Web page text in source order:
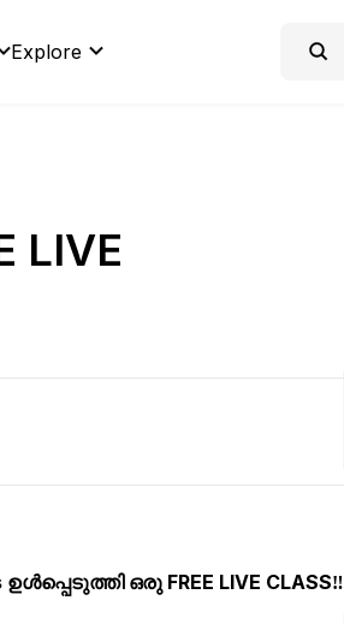
Explore
LIVE
ഒരു FREE LIVE CLASS‼️